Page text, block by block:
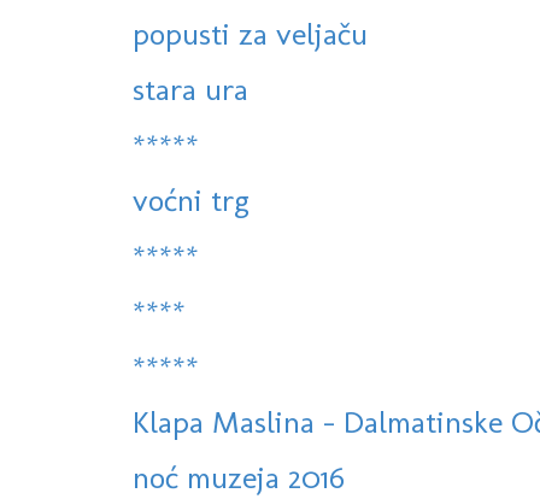
popusti za veljaču
stara ura
*****
voćni trg
*****
****
*****
Klapa Maslina - Dalmatinske
noć muzeja 2016